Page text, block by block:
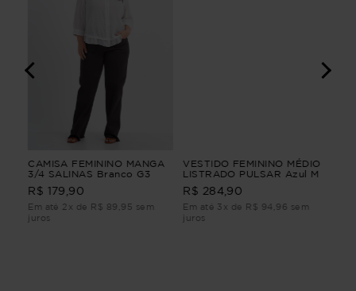
CAMISA FEMININO MANGA
3/4 SALINAS Branco G3
R$ 179,90
Em até 2x de R$ 89,95 sem
juros
VESTIDO FEMININO MÉDIO
LISTRADO PULSAR Azul M
R$ 284,90
Em até 3x de R$ 94,96 sem
juros